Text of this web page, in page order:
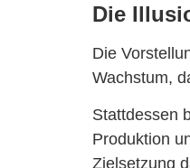
Die
Die
Wachstum,
Stattdessen
Produktion
Zielsetzung